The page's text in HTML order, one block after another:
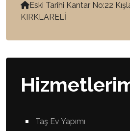
Eski Tarihi Kantar No:22
KIRKLARELİ
Taş Ev Yapımı